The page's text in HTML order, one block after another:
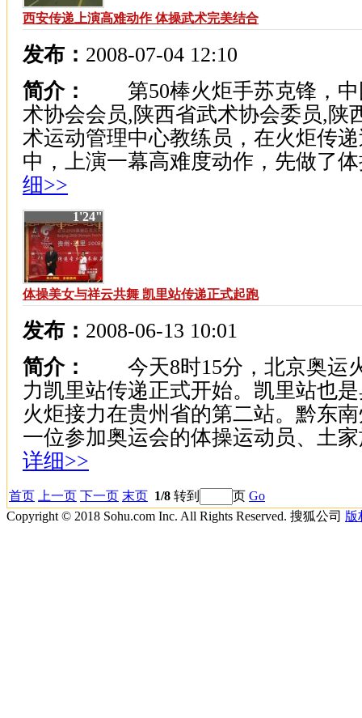
西安传递上演高难动作 体操武术完美结合
发布： 2008-07-04 12:10
简介：
第50棒火炬手苏克锋，中
术协会会员,陕西省武术协会委员,陕
术运动管理中心教练员，在火炬传
中，上演一幕高难度动作，先做了
细>>
1'24"
体操美女与祥云共舞 凯里站传递正式起跑
发布： 2008-06-13 10:01
简介：
今天8时15分，北京奥运
力凯里站传递正式开始。凯里站也
火炬接力在贵州省的第二站。黔东
一位参加奥运会的体操运动员、土
详细>>
首页 上一页 下一页 末页 1/8 转到 页 Go
Copyright © 2018 Sohu.com Inc. All Rights Reserved. 搜狐公司 版